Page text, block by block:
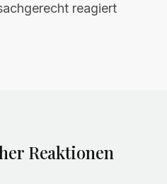
reagiert
Reaktionen